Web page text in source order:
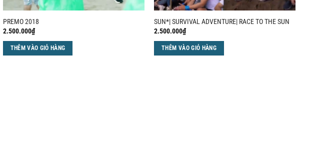
PREMO 2018
2.500.000₫
THÊM VÀO GIỎ HÀNG
SUN*| SURVIVAL ADVENTURE| RACE TO THE SUN
2.500.000₫
THÊM VÀO GIỎ HÀNG